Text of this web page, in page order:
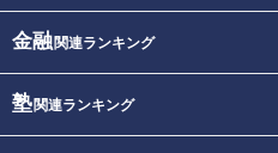
金融関連ランキング
塾関連ランキング